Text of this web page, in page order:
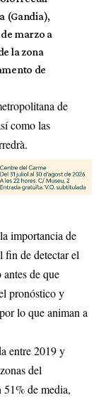
(Gandia),
marzo a
la zona
de
de
como las
importancia de
fin de detectar el
de que
pronóstico y
lo que animan a
entre 2019 y
del
de media,